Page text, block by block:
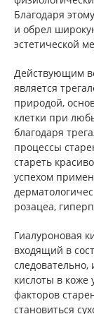
Благодаря
и обрел
эстетической
Действующим
является
природой,
клетки при
благодаря
процессы
стареть
успехом
розацеа,
Гиалуроновая
входящий в
следовательно,
кислоты в коже
факторов
становиться